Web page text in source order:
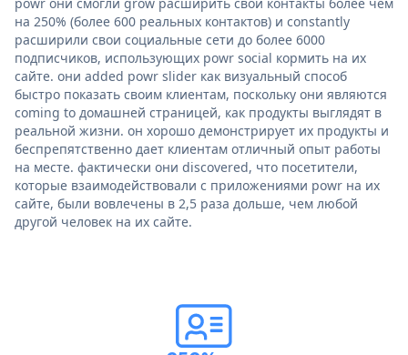
на 250% (более 600 реальных контактов) и constantly
расширили свои социальные сети до более 6000
подписчиков, использующих powr social кормить на их
сайте. они added powr slider как визуальный способ
быстро показать своим клиентам, поскольку они являются
coming to домашней страницей, как продукты выглядят в
реальной жизни. он хорошо демонстрирует их продукты и
беспрепятственно дает клиентам отличный опыт работы
на месте. фактически они discovered, что посетители,
которые взаимодействовали с приложениями powr на их
сайте, были вовлечены в 2,5 раза дольше, чем любой
другой человек на их сайте.